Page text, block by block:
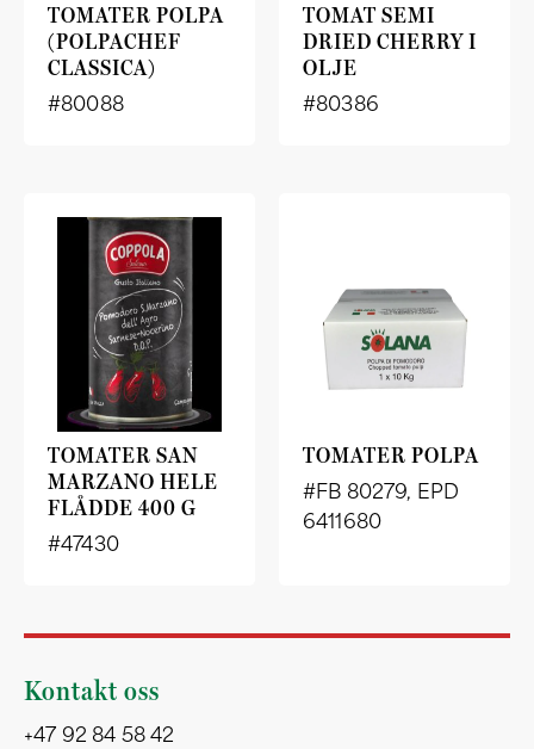
TOMATER POLPA
(POLPACHEF
CLASSICA)
#80088
TOMAT SEMI
DRIED CHERRY I
OLJE
#80386
TOMATER SAN
MARZANO HELE
FLÅDDE 400 G
#47430
TOMATER POLPA
#FB 80279, EPD
6411680
Kontakt oss
+47 92 84 58 42